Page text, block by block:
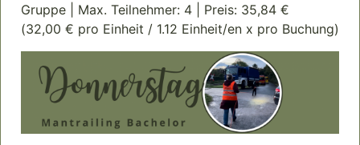
Gruppe | Max. Teilnehmer: 4 | Preis: 35,84 €
(32,00 € pro Einheit / 1.12 Einheit/en x pro Buchung)